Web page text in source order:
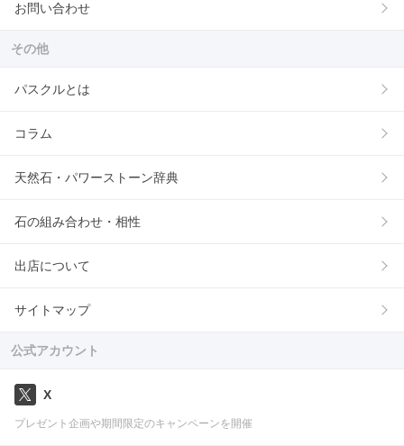
お問い合わせ
その他
パスクルとは
コラム
天然石・パワーストーン辞典
石の組み合わせ・相性
出店について
サイトマップ
公式アカウント
X
プレゼント企画や期間限定のキャンペーンを開催